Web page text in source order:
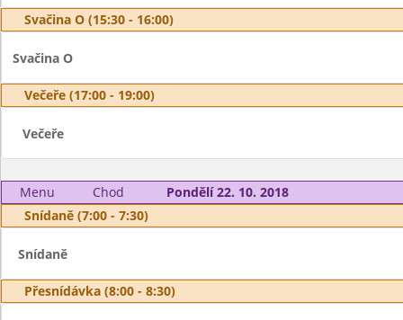
Svačina O (15:30 - 16:00)
Svačina O
Večeře (17:00 - 19:00)
Večeře
Menu Chod
Pondělí 22. 10. 2018
Snídaně (7:00 - 7:30)
Snídaně
Přesnídávka (8:00 - 8:30)